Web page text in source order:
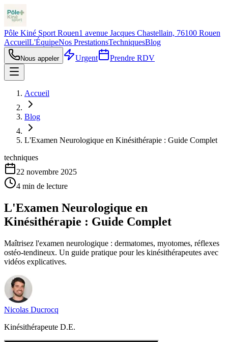
Pôle Kiné Sport Rouen1 avenue Jacques Chastellain, 76100 Rouen
AccueilL'ÉquipeNos PrestationsTechniquesBlog
Nous appeler Urgent Prendre RDV
Accueil
Blog
L'Examen Neurologique en Kinésithérapie : Guide Complet
techniques
22 novembre 2025
4 min de lecture
L'Examen Neurologique en
Kinésithérapie : Guide Complet
Maîtrisez l'examen neurologique : dermatomes, myotomes, réflexes
ostéo-tendineux. Un guide pratique pour les kinésithérapeutes avec
vidéos explicatives.
Nicolas Ducrocq
Kinésithérapeute D.E.